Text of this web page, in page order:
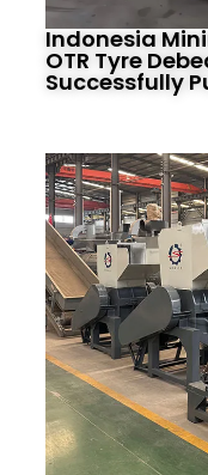
Indonesia
OTR Tyre
Successfully